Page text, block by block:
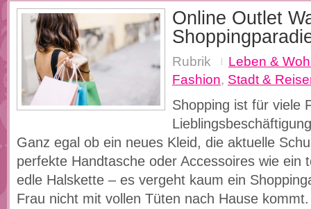
Online Outlet
Rubrik
Leben &
Fashion, Stadt &
Shopping ist für viele
Ganz egal ob ein neues Kleid, die aktuelle
perfekte Handtasche oder Accessoires wie ein
edle Halskette – es vergeht kaum ein
Frau nicht mit vollen Tüten nach Hause